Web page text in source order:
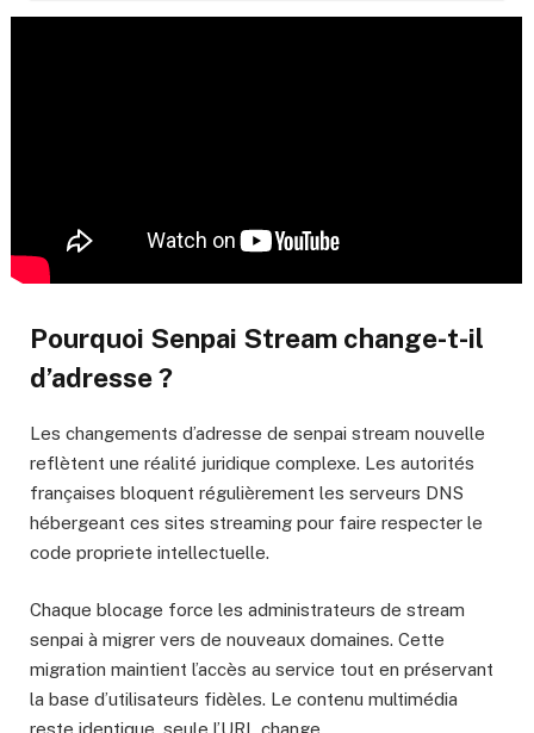
Pourquoi Senpai Stream change-t-il
d’adresse ?
Les changements d’adresse de senpai stream nouvelle
reflètent une réalité juridique complexe. Les autorités
françaises bloquent régulièrement les serveurs DNS
hébergeant ces sites streaming pour faire respecter le
code propriete intellectuelle.
Chaque blocage force les administrateurs de stream
senpai à migrer vers de nouveaux domaines. Cette
migration maintient l’accès au service tout en préservant
la base d’utilisateurs fidèles. Le contenu multimédia
reste identique, seule l’URL change.